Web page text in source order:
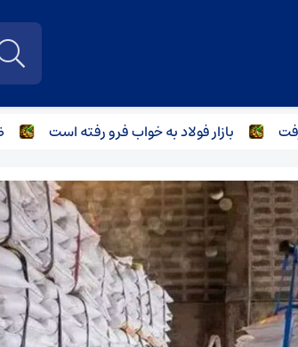
بازار فولاد به خواب فرو رفته است